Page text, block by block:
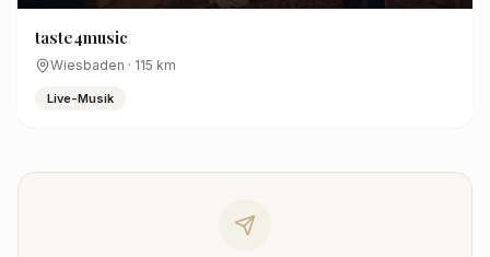
taste4music
Wiesbaden · 115 km
Live-Musik